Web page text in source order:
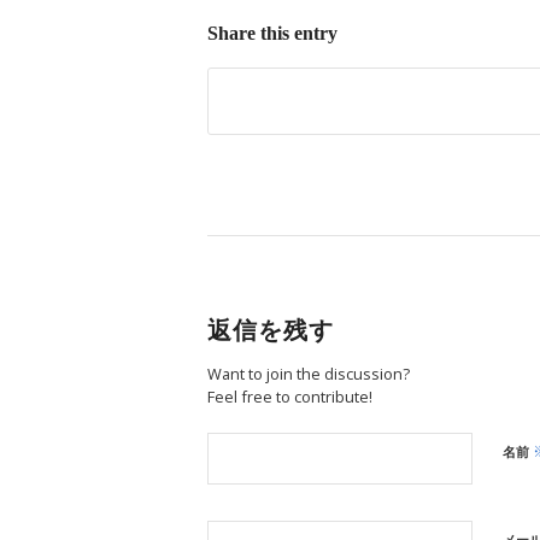
Share this entry
返信を残す
Want to join the discussion?
Feel free to contribute!
名前